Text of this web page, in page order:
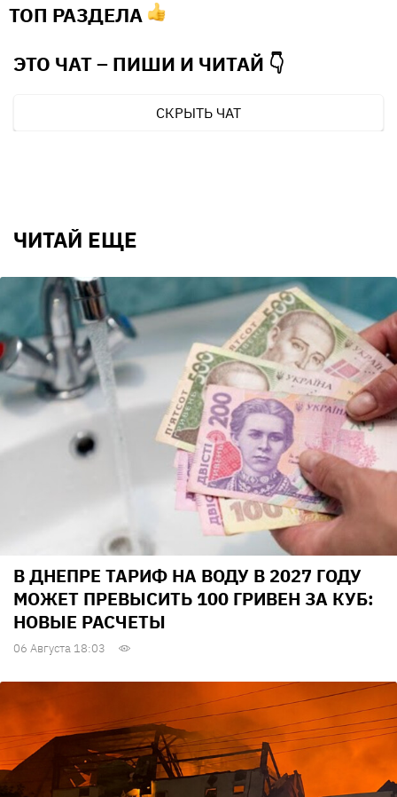
ТОП РАЗДЕЛА
ЭТО ЧАТ – ПИШИ И ЧИТАЙ 👇
СКРЫТЬ ЧАТ
ЧИТАЙ ЕЩЕ
В ДНЕПРЕ ТАРИФ НА ВОДУ В 2027 ГОДУ
МОЖЕТ ПРЕВЫСИТЬ 100 ГРИВЕН ЗА КУБ:
НОВЫЕ РАСЧЕТЫ
06 Августа 18:03